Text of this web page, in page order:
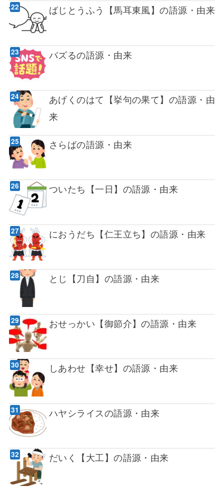
ばじとうふう【馬耳東風】の語源・由来
バズるの語源・由来
あげくのはて【挙句の果て】の語源・由
来
さらばの語源・由来
ついたち【一日】の語源・由来
におうだち【仁王立ち】の語源・由来
とじ【刀自】の語源・由来
おせっかい【御節介】の語源・由来
しあわせ【幸せ】の語源・由来
ハヤシライスの語源・由来
だいく【大工】の語源・由来